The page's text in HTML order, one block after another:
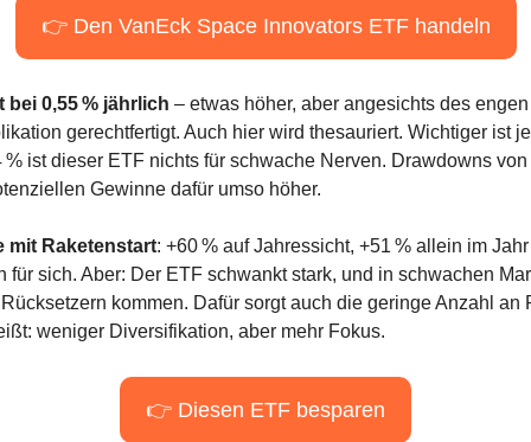
👉 Den VanEck Space Innovators ETF handeln
bei 0,55 % jährlich – etwas höher, aber angesichts des
gerechtfertigt. Auch hier wird thesauriert. Wichtiger ist
% ist dieser ETF nichts für schwache Nerven. Drawdowns von
Gewinne dafür umso höher.
mit Raketenstart: +60 % auf Jahressicht, +51 % allein im
für sich. Aber: Der ETF schwankt stark, und in schwachen
kommen. Dafür sorgt auch die geringe Anzahl an
weniger Diversifikation, aber mehr Fokus.
👉 Diesen ETF besparen